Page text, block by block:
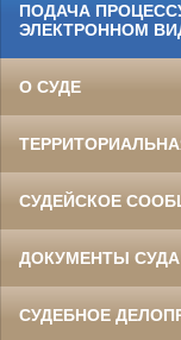
ПОДАЧА
ЭЛЕКТРОННОМ
О СУДЕ
СУДЕЙСКОЕ
ДОКУМЕНТЫ СУДА
СУДЕБНОЕ